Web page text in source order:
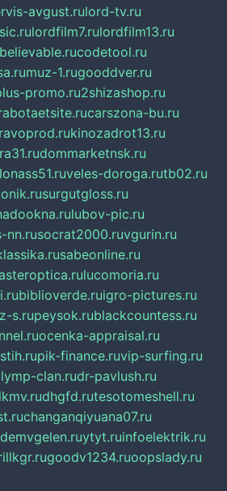
avgust.rulord-tv.ru
lordfilm7.rulordfilm13.ru
codetool.ru
muz-1.rugooddver.ru
promo.ru2shizashop.ru
carszona-bu.ru
kinozadrot13.ru
dommarketnsk.ru
veles-doroga.rutb02.ru
surgutgloss.ru
lubov-pic.ru
nn.rusocrat2000.ruvgurin.ru
sabeonline.ru
lucomoria.ru
biblioverde.ruigro-pictures.ru
s.rupeysok.rublackcountess.ru
ocenka-appraisal.ru
pik-finance.ruvip-surfing.ru
clan.rudr-pavlush.ru
dhgfd.rutesotomeshell.ru
changanqiyuana07.ru
ytyt.ruinfoelektrik.ru
goodv1234.ruoopslady.ru